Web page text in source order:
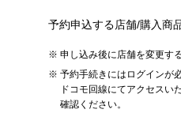
予約申込する店舗/購入商
申し込み後に店舗を変更す
予約手続きにはログインが
ドコモ回線にてアクセスい
確認ください。